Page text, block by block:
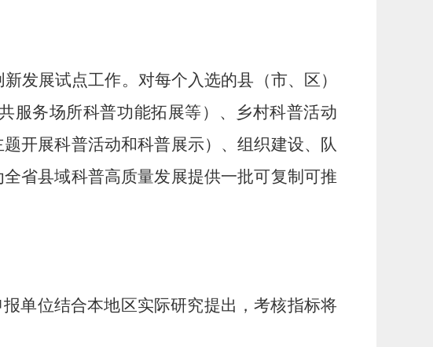
发展试点工作。对每个入选的县（市、区）
服务场所科普功能拓展等）、乡村科普活动
开展科普活动和科普展示）、组织建设、队
省县域科普高质量发展提供一批可复制可推
单位结合本地区实际研究提出，考核指标将